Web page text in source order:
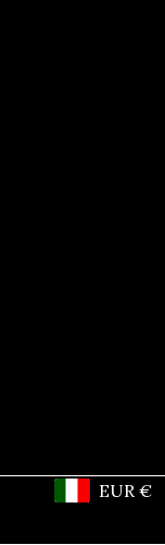
Paese/regioneEUR €